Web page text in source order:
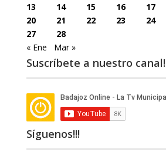
13
14 15 16 17
20
21 22 23 24
27
28
« Ene
Mar »
Suscríbete a nuestro canal!
Síguenos!!!